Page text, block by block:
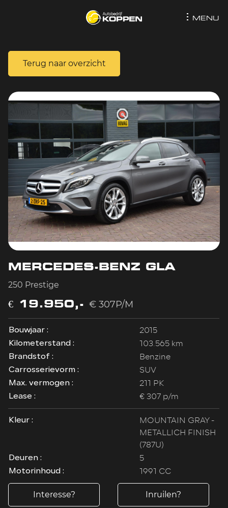
MENU
Terug naar overzicht
MERCEDES-BENZ GLA
250 Prestige
€ 19.950,-€ 307P/M
Bouwjaar : 2015
Kilometerstand : 103.565 km
Brandstof : Benzine
Carrosserievorm : SUV
Max. vermogen : 211 PK
Lease : € 307 p/m
Kleur :
MOUNTAIN GRAY -
METALLICH FINISH
(787U)
Deuren : 5
Motorinhoud : 1991 CC
Interesse? Inruilen?